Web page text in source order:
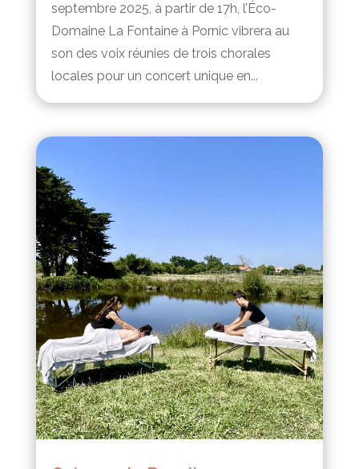
septembre 2025, à partir de 17h, l’Éco-
Domaine La Fontaine à Pornic vibrera au
son des voix réunies de trois chorales
locales pour un concert unique en...